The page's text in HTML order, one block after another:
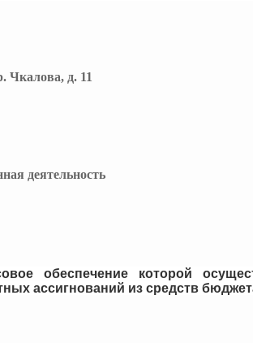
Чкалова, д. 11
деятельность
обеспечение которой
ассигнований из средств